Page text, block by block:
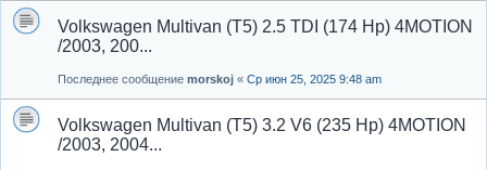
Volkswagen Multivan (T5) 2.5 TDI (174 Hp) 4MOTION
/2003, 200...
Последнее сообщение morskoj « Ср июн 25, 2025 9:48 am
Volkswagen Multivan (T5) 3.2 V6 (235 Hp) 4MOTION
/2003, 2004...